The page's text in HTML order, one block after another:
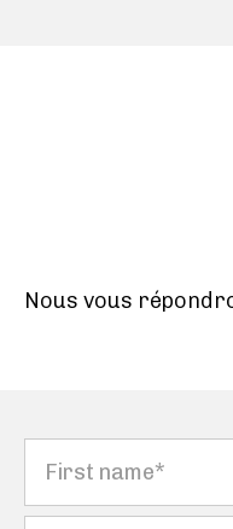
plus sur la
droits et leurs
Nous vous